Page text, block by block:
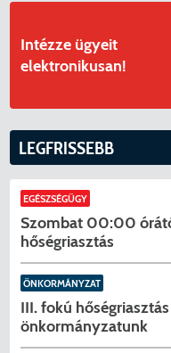
Intézze ügyeit
elektronikusan!
LEGFRISSEBB
EGÉSZSÉGÜGY
Szombat 00:00
hőségriasztás
ÖNKORMÁNYZAT
III. fokú
önkormányzatunk